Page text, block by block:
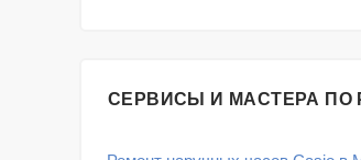
СЕРВИСЫ И МАСТЕРА ПО